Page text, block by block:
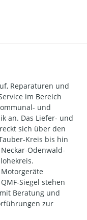
Reparaturen und
im Bereich
und
an. Das Liefer- und
sich über den
Kreis bis hin
Odenwald-
Siegel stehen
Beratung und
zur